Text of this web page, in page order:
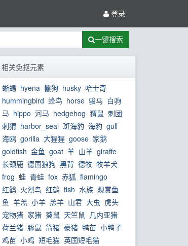
登录
一键搜索
相关免抠元素
蜥蜴 hyena 鬣狗 husky 哈士奇
hummingbird 蜂鸟 horse 骏马 白驹
马 hippo 河马 hedgehog 猬鼠 刺团
刺猬 harbor_seal 斑海豹 海豹 gull
海鸥 gorilla 大猩猩 goose 家鹅
goldfish 金鱼 goat 羊 山羊 giraffe
长颈鹿 德国狼狗 黑背 德牧 牧羊犬
frog 蛙 青蛙 fox 赤狐 flamingo
红鹳 火烈鸟 红鹤 fish 水族 观赏鱼
鱼 羊羔 小羊 羔羊 山君 大虫 虎头
宠物猪 家猪 葵鼠 天竺鼠 几内亚猪
荷兰猪 豚鼠 箭猪 豪猪 鸭苗 小鸭子
鸡苗 小鸡 短毛猫 英国短毛猫